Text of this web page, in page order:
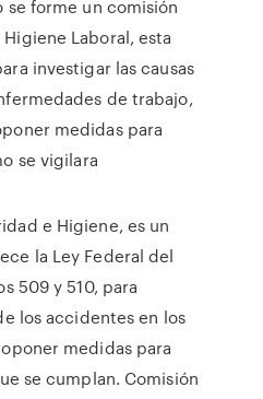
se forme un comisión
Laboral, esta
investigar las causas
de trabajo,
medidas para
se vigilara
e Higiene, es un
la Ley Federal del
509 y 510, para
los accidentes en los
medidas para
se cumplan. Comisión